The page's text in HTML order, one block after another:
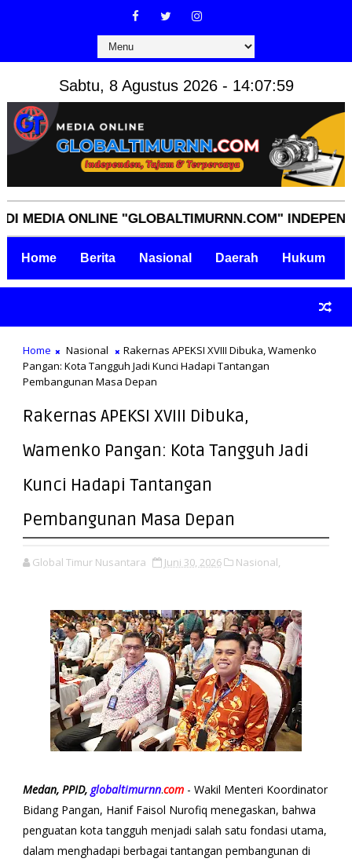
Sabtu, 8 Agustus 2026 - 14:08:00
ONLINE "GLOBALTIMURNN.COM" INDEPENDEN,
Home Berita Nasional Daerah Hukum
Home Nasional
Rakernas APEKSI XVIII Dibuka, Wamenko
Pangan: Kota Tangguh Jadi Kunci Hadapi Tantangan
Pembangunan Masa Depan
Rakernas APEKSI XVIII Dibuka,
Wamenko Pangan: Kota Tangguh Jadi
Kunci Hadapi Tantangan
Pembangunan Masa Depan
Global Timur Nusantara Juni 30, 2026 Nasional,
Medan, PPID, globaltimurnn.com- Wakil Menteri Koordinator
Bidang Pangan, Hanif Faisol Nurofiq menegaskan, bahwa
penguatan kota tangguh menjadi salah satu fondasi utama,
dalam menghadapi berbagai tantangan pembangunan di